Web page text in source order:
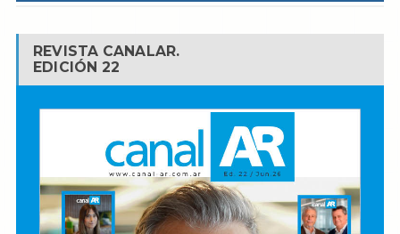
REVISTA CANALAR.
EDICIÓN 22